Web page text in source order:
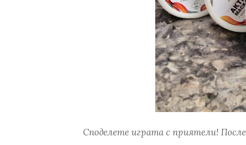
Споделете играта с приятели!